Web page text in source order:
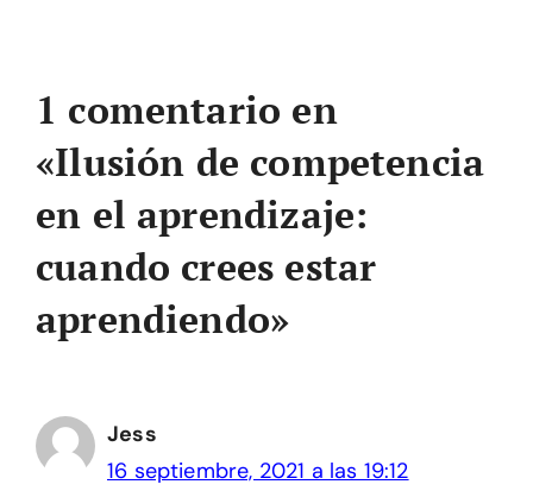
1 comentario en
«Ilusión de competencia
en el aprendizaje:
cuando crees estar
aprendiendo»
Jess
16 septiembre, 2021 a las 19:12